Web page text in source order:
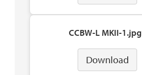
CCBW-L MKII-1.jpg
Download